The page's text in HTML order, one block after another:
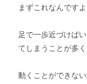
まずこれなんです
足で一歩近づけば
てしまうことが多
動くことができな